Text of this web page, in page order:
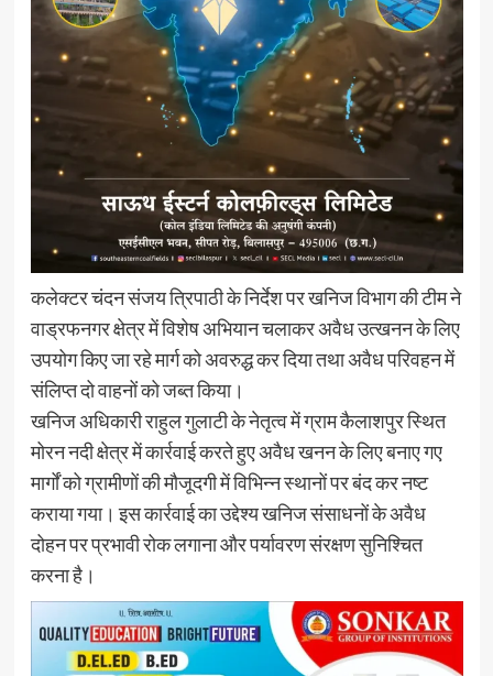
कलेक्टर चंदन संजय त्रिपाठी के निर्देश पर खनिज विभाग की टीम ने
वाड्रफनगर क्षेत्र में विशेष अभियान चलाकर अवैध उत्खनन के लिए
उपयोग किए जा रहे मार्ग को अवरुद्ध कर दिया तथा अवैध परिवहन में
संलिप्त दो वाहनों को जब्त किया।
खनिज अधिकारी राहुल गुलाटी के नेतृत्व में ग्राम कैलाशपुर स्थित
मोरन नदी क्षेत्र में कार्रवाई करते हुए अवैध खनन के लिए बनाए गए
मार्गों को ग्रामीणों की मौजूदगी में विभिन्न स्थानों पर बंद कर नष्ट
कराया गया। इस कार्रवाई का उद्देश्य खनिज संसाधनों के अवैध
दोहन पर प्रभावी रोक लगाना और पर्यावरण संरक्षण सुनिश्चित
करना है।